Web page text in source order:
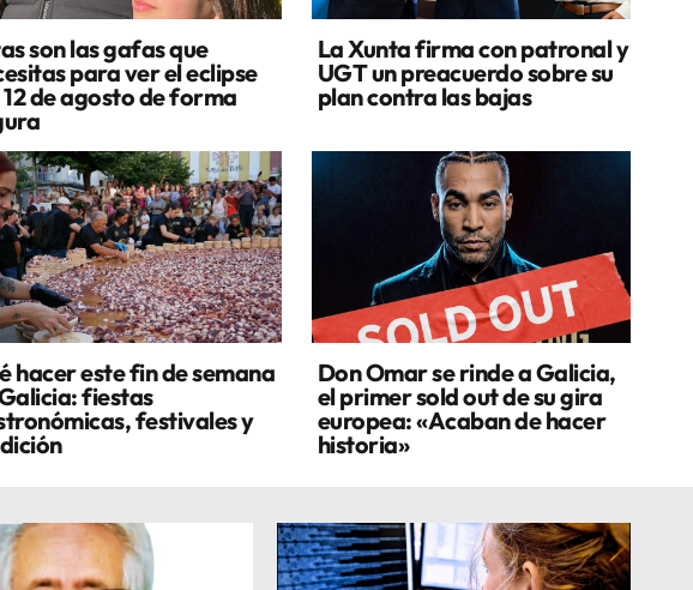
son las gafas que
para ver el eclipse
de agosto de forma
La Xunta firma con patronal y
UGT un preacuerdo sobre su
plan contra las bajas
hacer este fin de semana
fiestas
festivales y
Don Omar se rinde a Galicia,
el primer sold out de su gira
europea: «Acaban de hacer
historia»